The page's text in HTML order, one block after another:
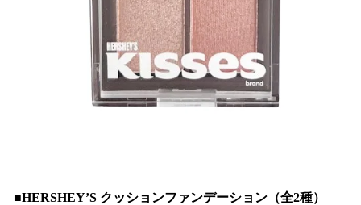
■HERSHEY’S クッションファンデーション（全2種）